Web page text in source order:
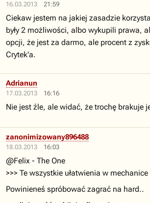
16.03.2013 21:59
Ciekaw jestem na jakiej zasadzie
były 2 możliwości, albo wykupili prawa,
opcji, że jest za darmo, ale procent z
Crytek'a.
17.03.2013 16:16
Adrianun
Nie jest źle, ale widać, że trochę brakuje
18.03.2013 16:03
zanonimizowany896488
@Felix - The One
>>> Te wszystkie ułatwienia w mechanice
Powinieneś spróbować zagrać na hard..